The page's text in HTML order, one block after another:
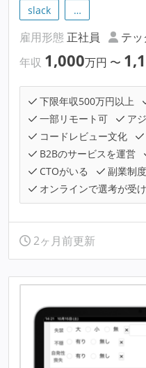
slack
…
雇用形態 正社員 テ
年収 1,000万円 〜
下限年収500万円以上
一部リモート可
ア
コードレビュー文化
B2Bのサービスを運営
CTOがいる
副業制
オンラインで選考が受
2ヶ月前更新